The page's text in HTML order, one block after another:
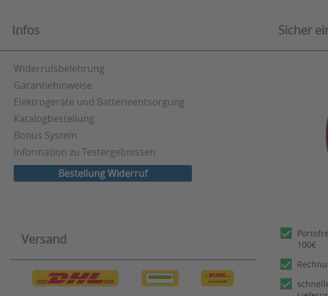
Infos
Widerrufsbelehrung
Garantiehinweise
Elektrogeräte und Batterieentsorgung
Katalogbestellung
Bonus System
Information zu Testergebnissen
Bestellung Widerruf
Versand
Sicher
100€